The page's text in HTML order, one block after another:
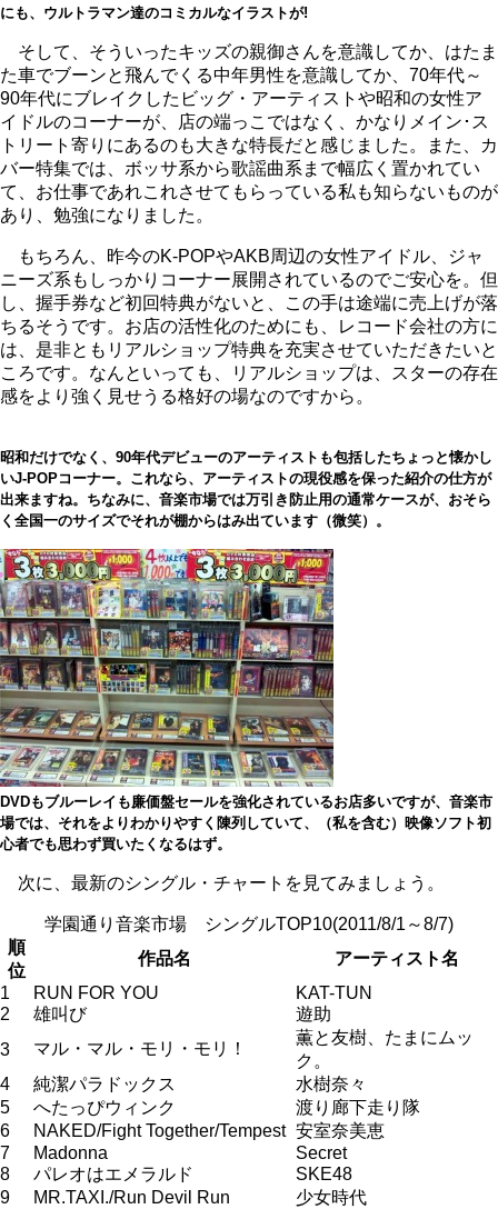
にも、ウルトラマン達のコミカルなイラストが!
そして、そういったキッズの親御さんを意識してか、はたま
た車でブーンと飛んでくる中年男性を意識してか、70年代～
90年代にブレイクしたビッグ・アーティストや昭和の女性ア
イドルのコーナーが、店の端っこではなく、かなりメイン･ス
トリート寄りにあるのも大きな特長だと感じました。また、カ
バー特集では、ボッサ系から歌謡曲系まで幅広く置かれてい
て、お仕事であれこれさせてもらっている私も知らないものが
あり、勉強になりました。
もちろん、昨今のK-POPやAKB周辺の女性アイドル、ジャ
ニーズ系もしっかりコーナー展開されているのでご安心を。但
し、握手券など初回特典がないと、この手は途端に売上げが落
ちるそうです。お店の活性化のためにも、レコード会社の方に
は、是非ともリアルショップ特典を充実させていただきたいと
ころです。なんといっても、リアルショップは、スターの存在
感をより強く見せうる格好の場なのですから。
昭和だけでなく、90年代デビューのアーティストも包括したちょっと懐かし
いJ-POPコーナー。これなら、アーティストの現役感を保った紹介の仕方が
出来ますね。ちなみに、音楽市場では万引き防止用の通常ケースが、おそら
く全国一のサイズでそれが棚からはみ出ています（微笑）。
DVDもブルーレイも廉価盤セールを強化されているお店多いですが、音楽市
場では、それをよりわかりやすく陳列していて、（私を含む）映像ソフト初
心者でも思わず買いたくなるはず。
次に、最新のシングル・チャートを見てみましょう。
学園通り音楽市場 シングルTOP10(2011/8/1～8/7)
順
位
作品名
アーティスト名
1
RUN FOR YOU
KAT-TUN
2
雄叫び
遊助
3
マル・マル・モリ・モリ！
薫と友樹、たまにムッ
ク。
4
純潔パラドックス
水樹奈々
5
へたっぴウィンク
渡り廊下走り隊
6
NAKED/Fight Together/Tempest 安室奈美恵
7
Madonna
Secret
8
パレオはエメラルド
SKE48
9
MR.TAXI./Run Devil Run 少女時代